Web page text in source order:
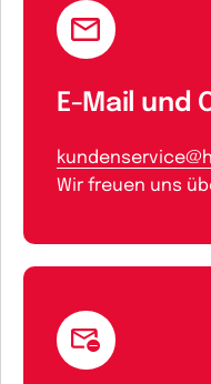
E-Mail und
Wir freuen uns